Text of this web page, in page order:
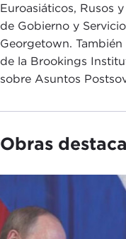
Euroasiáticos, Rusos
de Gobierno y
Georgetown.
de la Brookings
sobre Asuntos
Obras